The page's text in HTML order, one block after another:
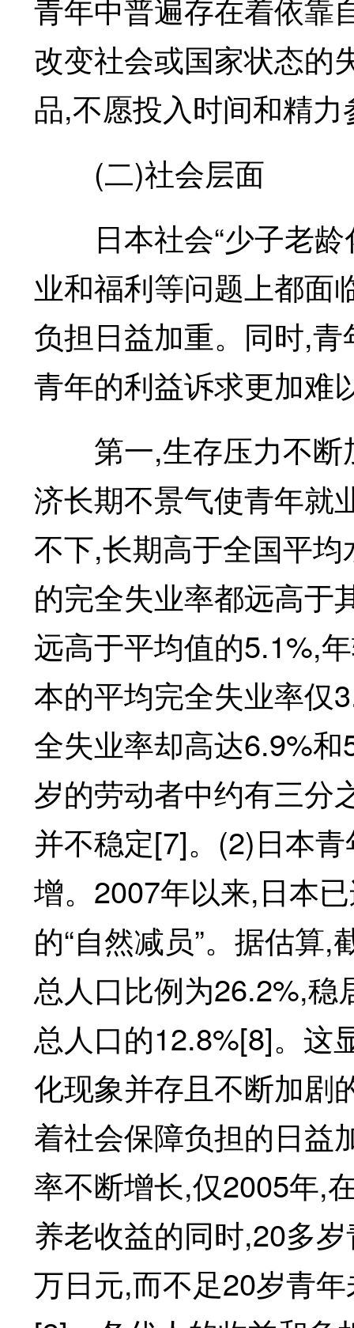
青年中普遍存在着依靠
改变社会或国家状态的
品,不愿投入时间和精
(二)社会层面
日本社会“少子老龄
业和福利等问题上都面
负担日益加重。同时,
青年的利益诉求更加难
第一,生存压力不断
济长期不景气使青年就
不下,长期高于全国平
的完全失业率都远高于
远高于平均值的5.1%,
本的平均完全失业率仅
全失业率却高达6.9%
岁的劳动者中约有三分
并不稳定[7]。(2)日本
增。2007年以来,日本
的“自然减员”。据估算
总人口比例为26.2%,稳
总人口的12.8%[8]。这
化现象并存且不断加剧
着社会保障负担的日益
率不断增长,仅2005年,
养老收益的同时,20多
万日元,而不足20岁青